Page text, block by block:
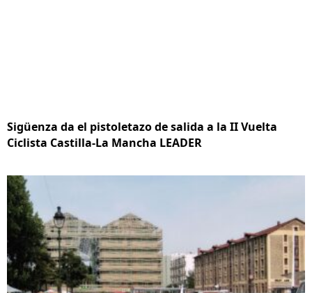
Sigüenza da el pistoletazo de salida a la II Vuelta
Ciclista Castilla-La Mancha LEADER